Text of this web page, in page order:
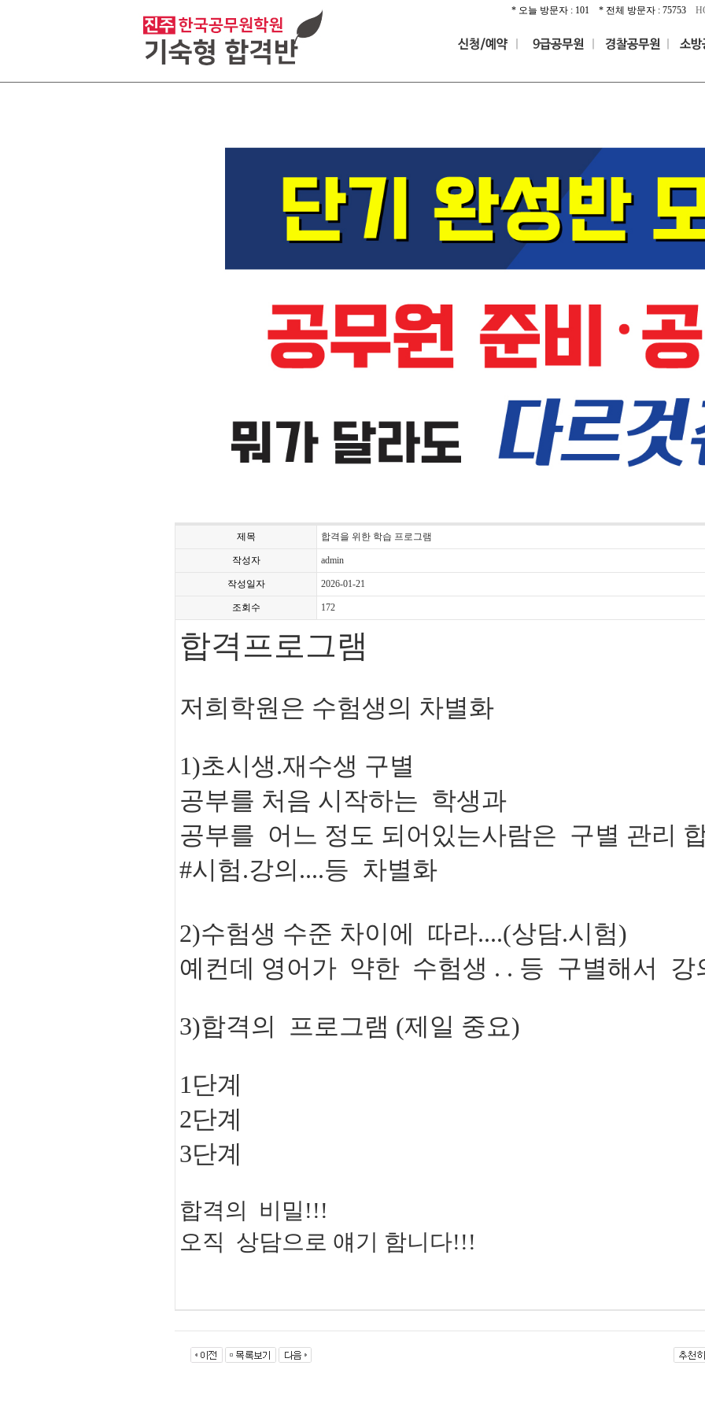
* 오늘 방문자 : 101 * 전체 방문자 : 75753
제목 합격을 위한 학습 프로그램
작성자 admin
작성일자 2026-01-21
조회수 172
합격프로그램
저희학원은 수험생의 차별화
1)초시생.재수생 구별
공부를 처음 시작하는 학생과
공부를 어느 정도 되어있는사람은 구별 관리
#시험.강의....등 차별화
2)수험생 수준 차이에 따라....(상담.시험)
예컨데 영어가 약한 수험생 . . 등 구별해서 강
3)합격의 프로그램 (제일 중요)
1단계
2단계
3단계
합격의 비밀!!!
오직 상담으로 얘기 함니다!!!